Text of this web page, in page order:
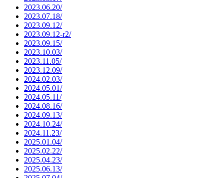
2023.06.20/
2023.07.18/
2023.09.12/
2023.09.12-r2/
2023.09.15/
2023.10.03/
2023.11.05/
2023.12.09/
2024.02.03/
2024.05.01/
2024.05.11/
2024.08.16/
2024.09.13/
2024.10.24/
2024.11.23/
2025.01.04/
2025.02.22/
2025.04.23/
2025.06.13/